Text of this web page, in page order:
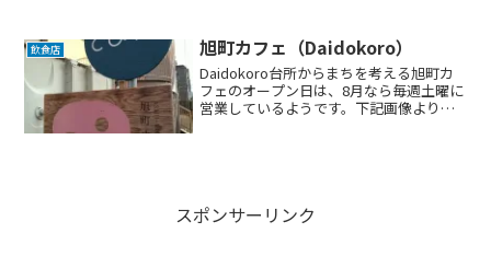
当 680円 ・・・チラシ裏面焼き鳥丼
780円唐揚...
飲食店 旭町カフェ（Daidokoro）
Daidokoro台所からまちを考える旭町カ
フェのオープン日は、8月なら毎週土曜に
営業しているようです。下記画像より出
スポンサーリンク